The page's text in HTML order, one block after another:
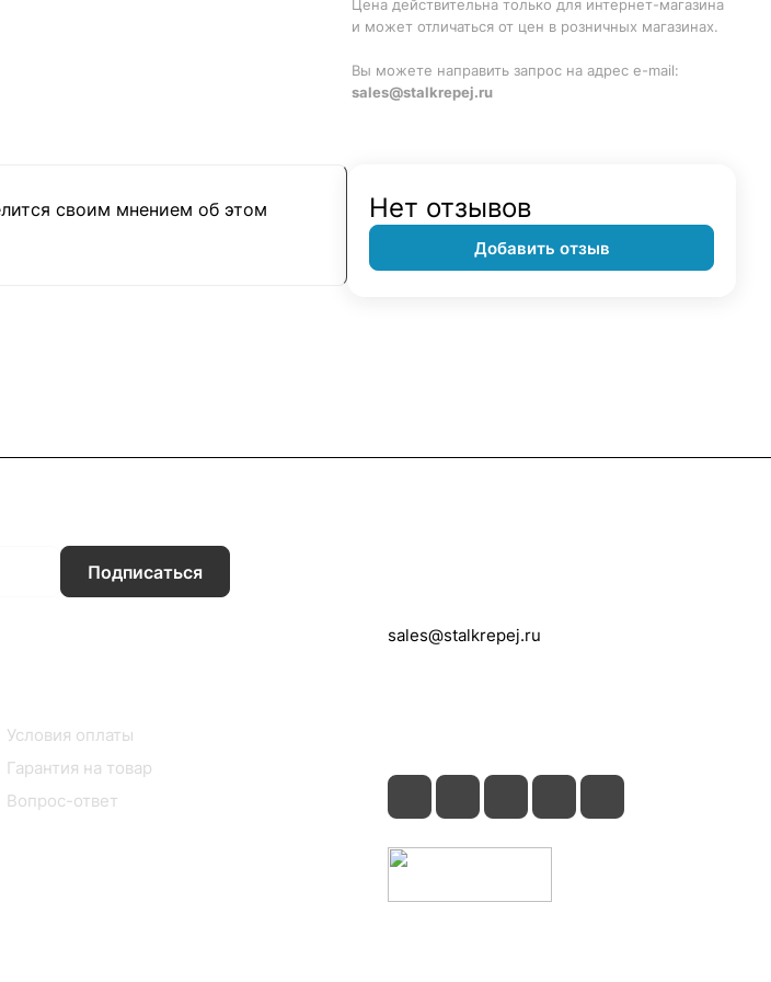
Цена действительна только для интернет-магазина
и может отличаться от цен в розничных магазинах.
Вы можете направить запрос на адрес e-mail:
sales@stalkrepej.ru
своим мнением об этом
Нет отзывов
Добавить отзыв
Подписаться
Условия оплаты
Гарантия на товар
Вопрос-ответ
sales@stalkrepej.ru